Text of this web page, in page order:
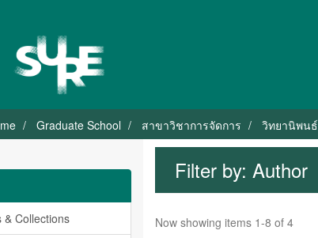
Graduate School สาขาวิชาการจัดการ วิทยานิพนธ์
& Collections
Filter by: Author
Now showing items 1-8 of 4